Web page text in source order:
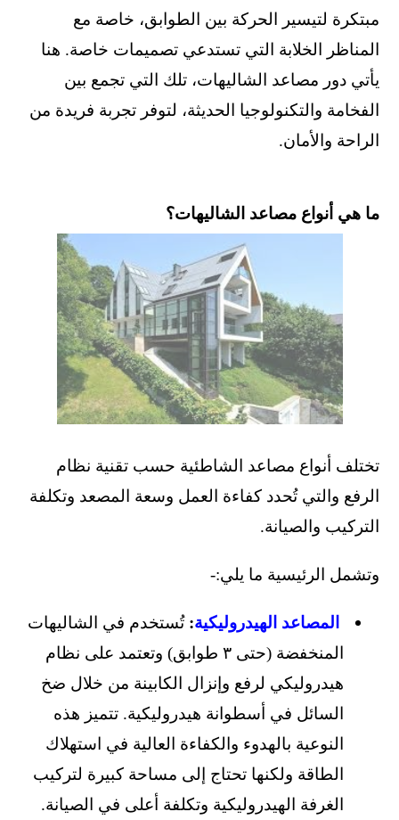
مبتكرة لتيسير الحركة بين الطوابق، خاصة مع
المناظر الخلابة التي تستدعي تصميمات خاصة. هنا
يأتي دور مصاعد الشاليهات، تلك التي تجمع بين
الفخامة والتكنولوجيا الحديثة، لتوفر تجربة فريدة من
الراحة والأمان.
ما هي أنواع مصاعد الشاليهات؟
تختلف أنواع مصاعد الشاطئية حسب تقنية نظام
الرفع والتي تُحدد كفاءة العمل وسعة المصعد وتكلفة
التركيب والصيانة.
وتشمل الرئيسية ما يلي:-
المصاعد الهيدروليكية: تُستخدم في الشاليهات
المنخفضة (حتى ٣ طوابق) وتعتمد على نظام
هيدروليكي لرفع وإنزال الكابينة من خلال ضخ
السائل في أسطوانة هيدروليكية. تتميز هذه
النوعية بالهدوء والكفاءة العالية في استهلاك
الطاقة ولكنها تحتاج إلى مساحة كبيرة لتركيب
الغرفة الهيدروليكية وتكلفة أعلى في الصيانة.